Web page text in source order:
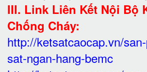
III. Link Liên Kết Nội Bộ
Chống Cháy:
http://ketsatcaocap.vn/
sat-ngan-hang-bemc